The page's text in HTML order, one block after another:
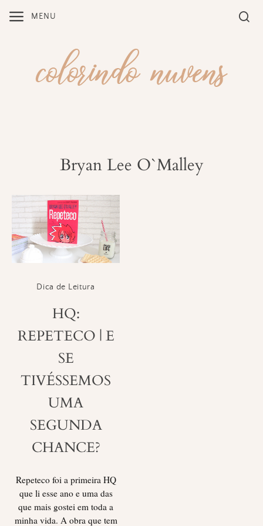
MENU
Bryan Lee O`Malley
Dica de Leitura
HQ:
REPETECO | E
SE
TIVÉSSEMOS
UMA
SEGUNDA
CHANCE?
Repeteco foi a primeira HQ
que li esse ano e uma das
que mais gostei em toda a
minha vida. A obra que tem